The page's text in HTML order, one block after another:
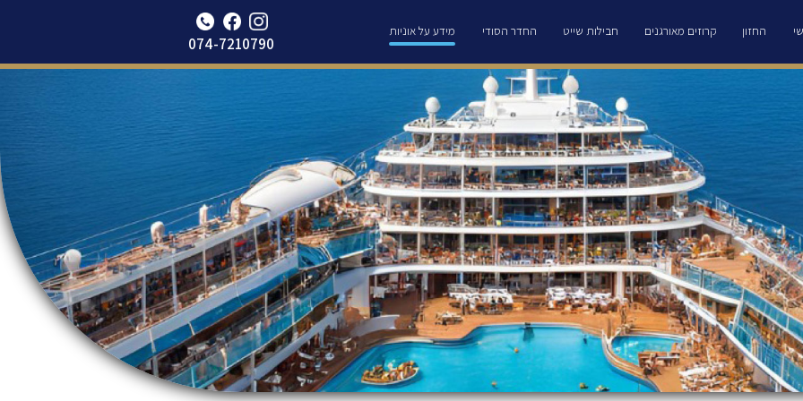
החזון קרוזים מאורגנים חבילות שייט החדר הסודי מידע על אוניות
074-7210790